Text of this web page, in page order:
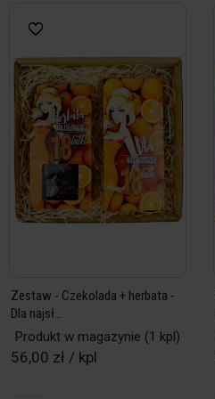
Zestaw - Czekolada + herbata -
Dla najsł...
Produkt w magazynie (1 kpl)
56,00 zł / kpl